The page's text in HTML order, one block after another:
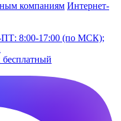
компаниям Интернет-
8:00-17:00 (по МСК);
бесплатный